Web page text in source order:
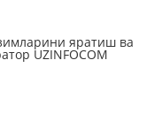
яратиш ва
UZINFOCOM